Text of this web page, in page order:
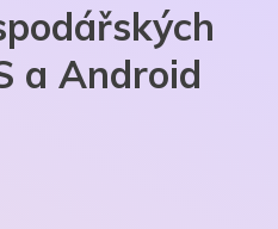
a Android